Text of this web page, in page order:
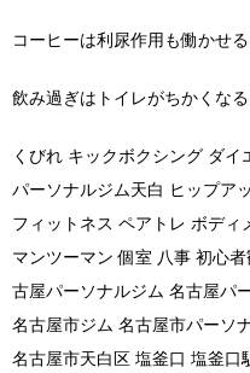
コーヒーは利尿作用も働かせ
飲み過ぎはトイレがちかくな
くびれ キックボクシング ダイ
パーソナルジム天白 ヒップア
フィットネス ペアトレ ボディ
マンツーマン 個室 八事 初心
古屋パーソナルジム 名古屋パ
名古屋市ジム 名古屋市パーソ
名古屋市天白区 塩釜口 塩釜口